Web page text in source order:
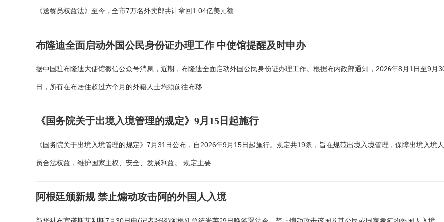
《送餐员权益法》至今，全市7万名外卖郎共计拿回1.04亿美元额
布隆迪全面启动外国公民身份证办理工作 中使馆提醒及时申办
据中国驻布隆迪大使馆微信公众号消息，近期，布隆迪全面启动外国公民身份证办理工作。根据布内政部通知，2026年8月1日至9月
日，所有在布居住超过六个月的外籍人士均须前往布移
《国务院关于出境入境管理的规定》9月15日起施行
《国务院关于出境入境管理的规定》7月31日公布，自2026年9月15日起施行。规定共19条，旨在规范出境入境管理，保障出境入境人
员合法权益，维护国家主权、安全、发展利益。 规定主要
阿根廷颁新规 禁止煽动攻击阿的外国人入境